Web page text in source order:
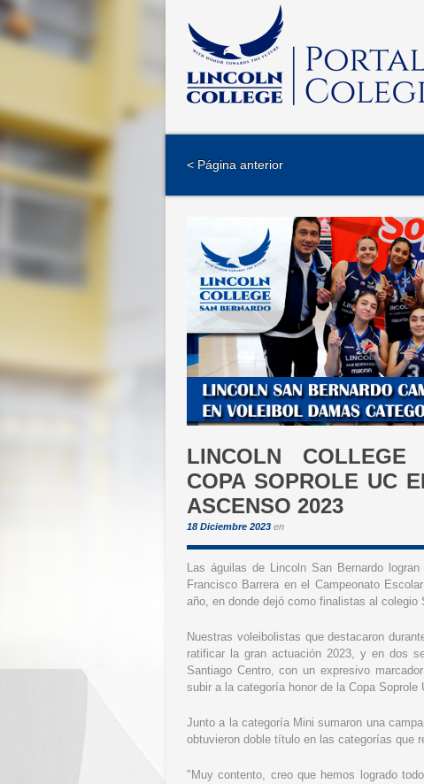
< Página anterior
LINCOLN COLLEGE
COPA SOPROLE UC
ASCENSO 2023
18 Diciembre 2023 en
Las águilas de Lincoln San Bernardo
Francisco Barrera en el Campeonato
año, en donde dejó como finalistas al
Nuestras voleibolistas que destacaron
ratificar la gran actuación 2023, y en dos
Santiago Centro, con un expresivo
subir a la categoría honor de la Copa Soprole
Junto a la categoría Mini sumaron una
obtuvieron doble título en las categorías que
"Muy contento, creo que hemos logrado